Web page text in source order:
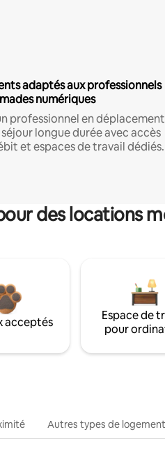
adaptés aux professionnels
numériques
professionnel en
longue durée avec accès
et espaces de travail dédiés.
des locations
acceptés
Espace de
pour
Autres types de